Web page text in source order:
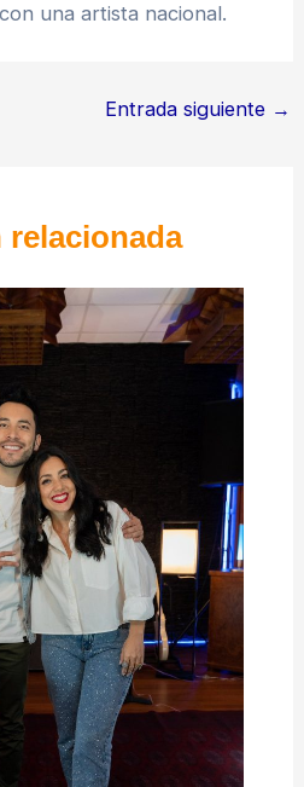
una artista nacional.
Entrada siguiente →